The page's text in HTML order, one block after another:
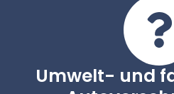
Umwelt- und